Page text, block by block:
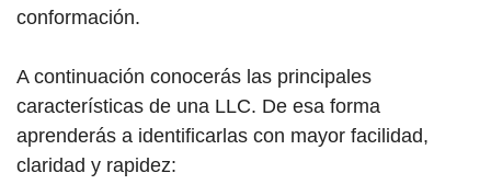
conformación.
A continuación conocerás las principales
características de una LLC. De esa forma
aprenderás a identificarlas con mayor facilidad,
claridad y rapidez: